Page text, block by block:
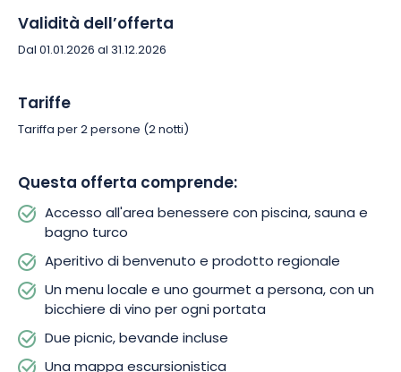
Dopo l’esplorazione, il comfort! Avrete accesso all’area
nell’hammam.
andare. Questa rilassante fuga nella natura soddisferà tutti i
vostri desideri di avventura, indulgenza e benessere.
Validità dell’offerta
Dal 01.01.2026 al 31.12.2026
Tariffe
Tariffa per 2 persone (2 notti)
Questa offerta comprende:
Accesso all'area benessere con piscina, sauna e
bagno turco
Aperitivo di benvenuto e prodotto regionale
Un menu locale e uno gourmet a persona, con un
bicchiere di vino per ogni portata
Due picnic, bevande incluse